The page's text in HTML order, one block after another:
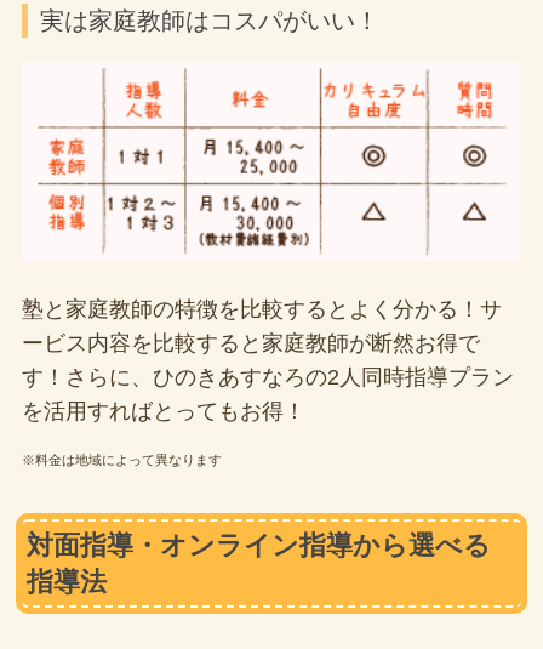
実は家庭教師はコスパがいい！
塾と家庭教師の特徴を比較するとよく分かる！サ
ービス内容を比較すると家庭教師が断然お得で
す！さらに、ひのきあすなろの2人同時指導プラン
を活用すればとってもお得！
※料金は地域によって異なります
対面指導・オンライン指導から選べる
指導法